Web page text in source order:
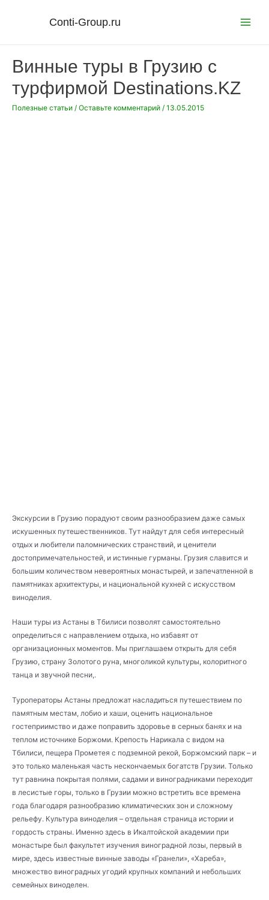
Conti-Group.ru
Винные туры в Грузию с
турфирмой Destinations.KZ
Полезные статьи / Оставьте комментарий / 13.05.2015
Экскурсии в Грузию порадуют своим разнообразием даже самых
искушенных путешественников. Тут найдут для себя интересный
отдых и любители паломнических странствий, и ценители
достопримечательностей, и истинные гурманы. Грузия славится и
большим количеством невероятных монастырей, и запечатленной в
памятниках архитектуры, и национальной кухней с искусством
виноделия.
Наши туры из Астаны в Тбилиси позволят самостоятельно
определиться с направлением отдыха, но избавят от
организационных моментов. Мы приглашаем открыть для себя
Грузию, страну Золотого руна, многоликой культуры, колоритного
танца и звучной песни,.
Туроператоры Астаны предложат насладиться путешествием по
памятным местам, лобио и хаши, оценить национальное
гостеприимство и даже поправить здоровье в серных банях и на
теплом источнике Боржоми. Крепость Нарикала с видом на
Тбилиси, пещера Прометея с подземной рекой, Боржомский парк – и
это только маленькая часть нескончаемых богатств Грузии. Только
тут равнина покрытая полями, садами и виноградниками переходит
в лесистые горы, только в Грузии можно встретить все времена
года благодаря разнообразию климатических зон и сложному
рельефу. Культура виноделия – отдельная страница истории и
гордость страны. Именно здесь в Икалтойской академии при
монастыре был факультет изучения виноградной лозы, первый в
мире, здесь известные винные заводы «Гранели», «Хареба»,
множество виноградных угодий крупных компаний и небольших
семейных виноделен.